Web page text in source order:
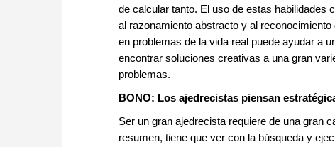
de calcular tanto. El uso de estas habilidades
al razonamiento abstracto y al reconocimiento
en problemas de la vida real puede ayudar a
encontrar soluciones creativas a una gran
problemas.
BONO: Los ajedrecistas piensan
Ser un gran ajedrecista requiere de una gran
resumen, tiene que ver con la búsqueda y